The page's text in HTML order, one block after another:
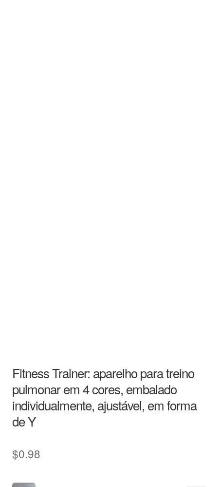
Fitness Trainer: aparelho para treino
pulmonar em 4 cores, embalado
individualmente, ajustável, em forma
de Y
$0.98